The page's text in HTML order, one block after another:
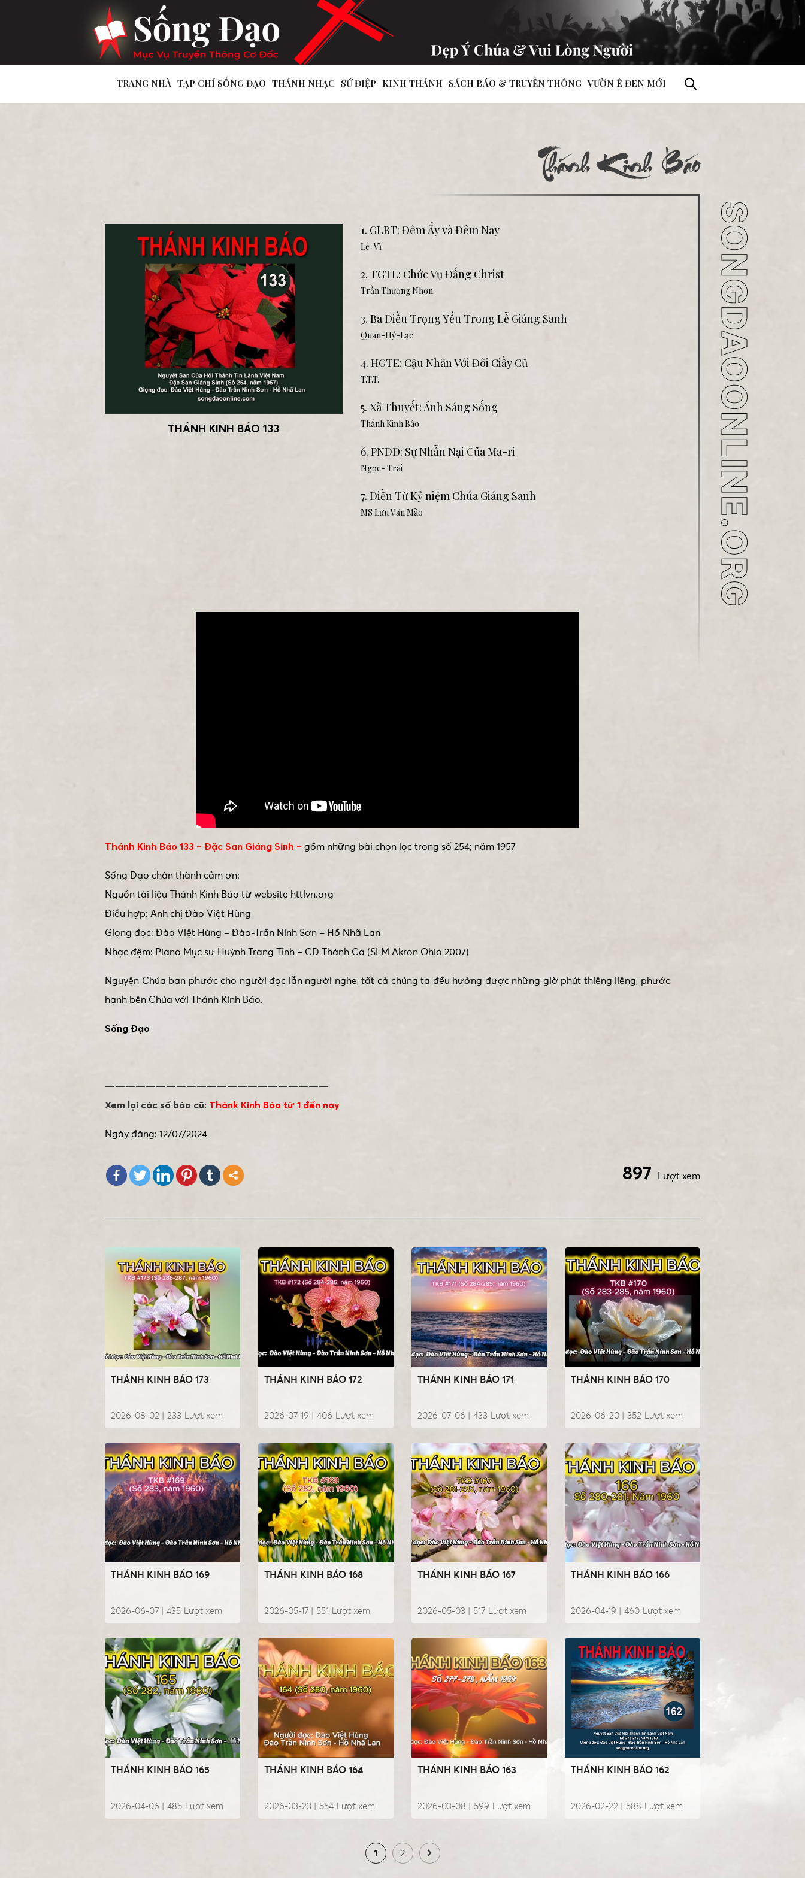
TRANG NHÀ TẠP CHÍ SỐNG ĐẠO THÁNH NHẠC SỨ ĐIỆP KINH THÁNH SÁCH BÁO & TRUYỀN THÔNG VƯỜN Ê ĐEN MỚI
Thánh Kinh Báo
THÁNH KINH BÁO 133
1. GLBT: Đêm Ấy và Đêm Nay
Lê-Vĩ
2. TGTL: Chức Vụ Đấng Christ
Trần Thượng Nhơn
3. Ba Điều Trọng Yếu Trong Lễ Giáng Sanh
Quan-Hỷ-Lạc
4. HGTE: Cậu Nhân Với Đôi Giầy Cũ
T.T.T.
5. Xã Thuyết: Ánh Sáng Sống
Thánh Kinh Báo
6. PNDĐ: Sự Nhẫn Nại Của Ma-ri
Ngọc- Trai
7. Diễn Từ Kỷ niệm Chúa Giáng Sanh
MS Lưu Văn Mão
Thánh Kinh Báo 133 – Đặc San Giáng Sinh – gồm những bài chọn lọc trong số 254; năm 1957
Sống Đạo chân thành cảm ơn:
Nguồn tài liệu Thánh Kinh Báo từ website httlvn.org
Điều hợp: Anh chị Đào Việt Hùng
Giọng đọc: Đào Việt Hùng – Đào-Trần Ninh Sơn – Hồ Nhã Lan
Nhạc đệm: Piano Mục sư Huỳnh Trang Tỉnh – CD Thánh Ca (SLM Akron Ohio 2007)
Nguyện Chúa ban phước cho người đọc lẫn người nghe, tất cả chúng ta đều hưởng được những giờ phút thiêng liêng, phước
hạnh bên Chúa với Thánh Kinh Báo.
Sống Đạo
——————————————————————
Xem lại các số báo cũ: Thánk Kinh Báo từ 1 đến nay
Ngày đăng: 12/07/2024
Lượt xem
897
THÁNH KINH BÁO 173
2026-08-02 | Lượt xem
233
THÁNH KINH BÁO 172
2026-07-19 | Lượt xem
406
THÁNH KINH BÁO 171
2026-07-06 | Lượt xem
433
THÁNH KINH BÁO 170
2026-06-20 | Lượt xem
352
THÁNH KINH BÁO 169
2026-06-07 | Lượt xem
435
THÁNH KINH BÁO 168
2026-05-17 | Lượt xem
551
THÁNH KINH BÁO 167
2026-05-03 | Lượt xem
517
THÁNH KINH BÁO 166
2026-04-19 | Lượt xem
460
THÁNH KINH BÁO 165
2026-04-06 | Lượt xem
485
THÁNH KINH BÁO 164
2026-03-23 | Lượt xem
554
THÁNH KINH BÁO 163
2026-03-08 | Lượt xem
599
THÁNH KINH BÁO 162
2026-02-22 | Lượt xem
588
1 2